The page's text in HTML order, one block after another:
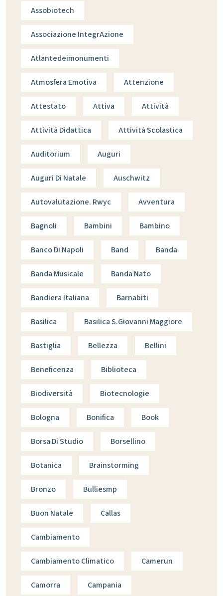
Assobiotech
Associazione IntegrAzione
Atlantedeimonumenti
Atmosfera Emotiva Attenzione
Attestato Attiva Attività
Attività Didattica Attività Scolastica
Auditorium Auguri
Auguri Di Natale Auschwitz
Autovalutazione. Rwyc Avventura
Bagnoli Bambini Bambino
Banco Di Napoli Band Banda
Banda Musicale Banda Nato
Bandiera Italiana Barnabiti
Basilica Basilica S.giovanni Maggiore
Bastiglia Bellezza Bellini
Beneficenza Biblioteca
Biodiversità Biotecnologie
Bologna Bonifica Book
Borsa Di Studio Borsellino
Botanica Brainstorming
Bronzo Bulliesmp
Buon Natale Callas
Cambiamento
Cambiamento Climatico Camerun
Camorra Campania